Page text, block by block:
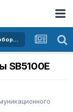
Покупка и продажа телекоммуникационного оборудования
SB5100E